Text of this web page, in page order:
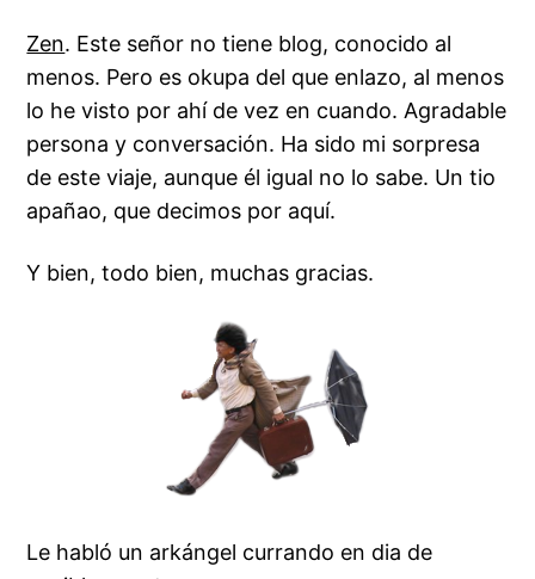
Zen. Este señor no tiene blog, conocido al
menos. Pero es okupa del que enlazo, al menos
lo he visto por ahí de vez en cuando. Agradable
persona y conversación. Ha sido mi sorpresa
de este viaje, aunque él igual no lo sabe. Un tio
apañao, que decimos por aquí.
Y bien, todo bien, muchas gracias.
Le habló un arkángel currando en dia de